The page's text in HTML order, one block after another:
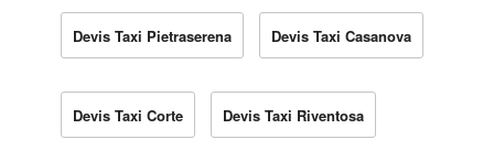
Devis Taxi Pietraserena Devis Taxi Casanova
Devis Taxi Corte Devis Taxi Riventosa